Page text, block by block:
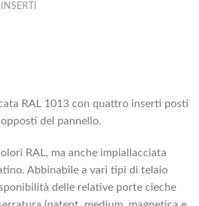
RAL 1013 con quattro inserti posti
del pannello.
RAL, ma anche impiallacciata
Abbinabile a vari tipi di telaio
delle relative porte cieche